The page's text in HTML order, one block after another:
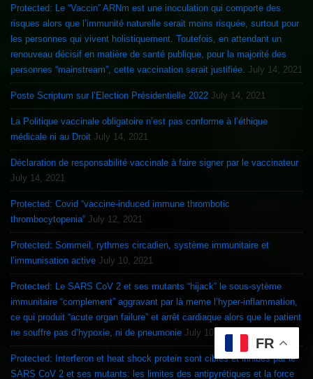
Protected: Le “Vaccin” ARNm est une inoculation qui comporte des
risques alors que l’immunité naturelle serait moins risquée, surtout pour
les personnes qui vivent holistiquement. Toutefois, en attendant un
renouveau décisif en matière de santé publique, pour la majorité des
personnes “mainstream”, cette vaccination serait justifiée. July 14, 2021
Poste Scriptum sur l’Election Présidentielle 2022 July 14, 2021
La Politique vaccinale obligatoire n’est pas conforme à l’éthique
médicale ni au Droit July 14, 2021
Déclaration de responsabilité vaccinale à faire signer par le vaccinateur
July 14, 2021
Protected: Covid “vaccine-induced immune thrombotic
thrombocytopenia” July 12, 2021
Protected: Sommeil, rythmes circadien, système immunitaire et
l’immunisation active July 10, 2021
Protected: Le SARS CoV 2 et ses mutants “hijack” le sous-sytème
immunitaire “complement” aggravant par là meme l’hyper-inflammation,
ce qui produit “acute organ failure” et arrêt cardiaque alors que le patient
ne souffre pas d’hypoxie, ni de pneumonie July 10, 2021
Protected: Interferon et heat shock protein sont ciblés et inhibés par le
SARS CoV 2 et ses mutants: les limites des antipyrétiques et la force
FR